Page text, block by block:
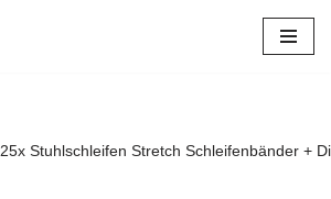
25x Stuhlschleifen Stretch Schleifenbänder +